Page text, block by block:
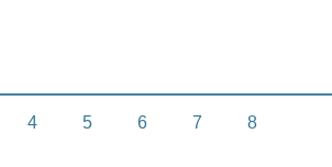
4 5 6 7 8